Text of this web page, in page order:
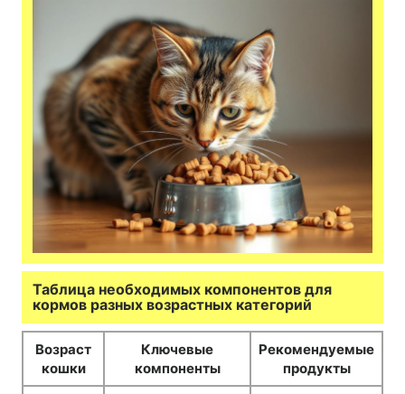
Таблица необходимых компонентов для
кормов разных возрастных категорий
Возраст
кошки
Ключевые
компоненты
Рекомендуемые
продукты